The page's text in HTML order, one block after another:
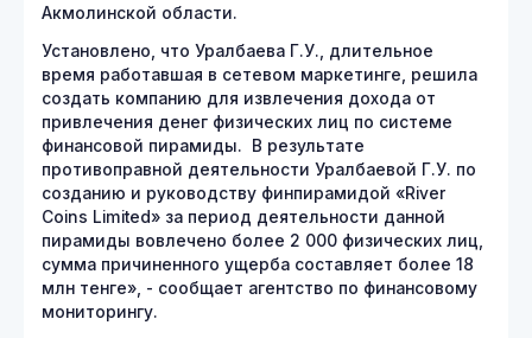
Акмолинской области.
Установлено, что Уралбаева Г.У., длительное
время работавшая в сетевом маркетинге, решила
создать компанию для извлечения дохода от
привлечения денег физических лиц по системе
финансовой пирамиды. В результате
противоправной деятельности Уралбаевой Г.У. по
созданию и руководству финпирамидой «River
Coins Limited» за период деятельности данной
пирамиды вовлечено более 2 000 физических лиц,
сумма причиненного ущерба составляет более 18
млн тенге», - сообщает агентство по финансовому
мониторингу.